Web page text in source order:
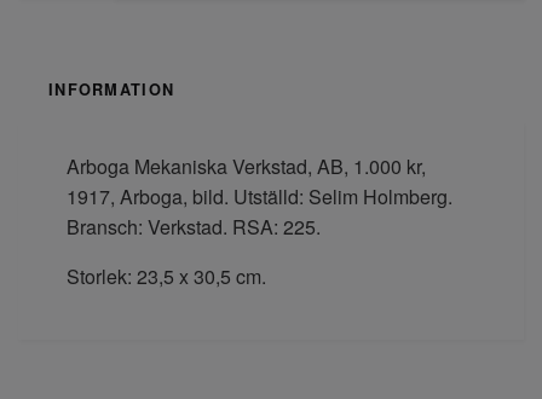
INFORMATION
Arboga Mekaniska Verkstad, AB, 1.000 kr,
1917, Arboga, bild. Utställd: Selim Holmberg.
Bransch: Verkstad. RSA: 225.
Storlek: 23,5 x 30,5 cm.